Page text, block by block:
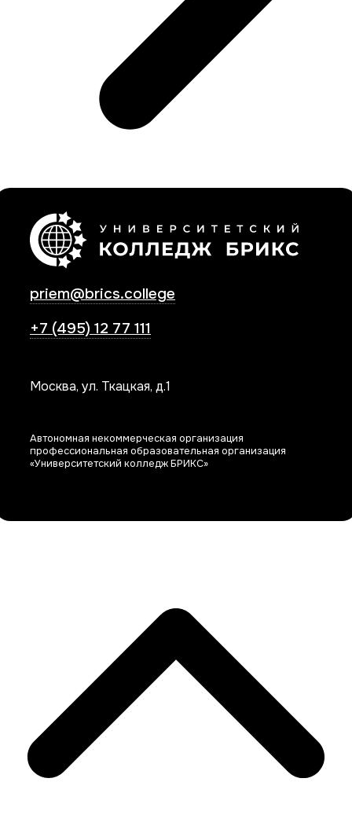
priem@brics.college
+7 (495) 12 77 111
Москва, ул. Ткацкая, д.1
Автономная некоммерческая организация
профессиональная образовательная организация
«Университетский колледж БРИКС»